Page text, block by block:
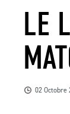
LE
02 Octobre